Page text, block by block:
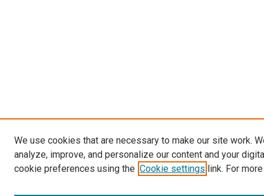
We use cookies that are necessary to make our site work.
analyze, improve, and personalize our content and your
cookie preferences using the Cookie settings link. For